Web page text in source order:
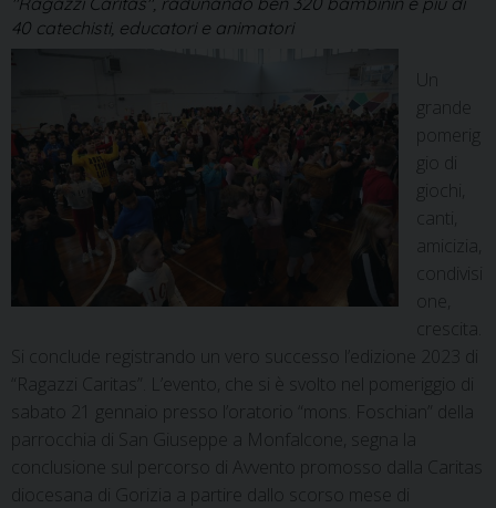
40 catechisti, educatori e animatori
Un
grande
pomerig
gio di
giochi,
canti,
amicizia,
condivisi
one,
crescita.
Si conclude registrando un vero successo l’edizione 2023 di
“Ragazzi Caritas”. L’evento, che si è svolto nel pomeriggio di
sabato 21 gennaio presso l’oratorio “mons. Foschian” della
parrocchia di San Giuseppe a Monfalcone, segna la
conclusione sul percorso di Avvento promosso dalla Caritas
diocesana di Gorizia a partire dallo scorso mese di